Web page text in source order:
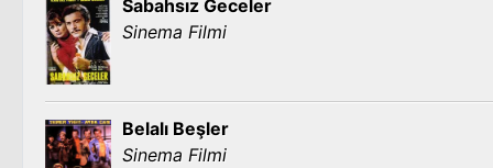
Sabahsız Geceler
Sinema Filmi
Belalı Beşler
Sinema Filmi